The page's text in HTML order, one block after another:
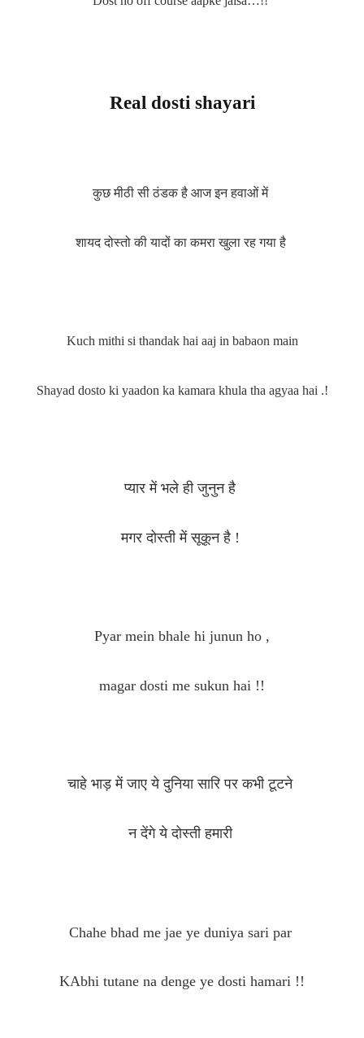
Real dosti shayari
कुछ मीठी सी ठंडक है आज इन हवाओं में
शायद दोस्तो की यादों का कमरा खुला रह गया है
Kuch mithi si thandak hai aaj in babaon main
Shayad dosto ki yaadon ka kamara khula tha agyaa hai .!
प्यार में भले ही जुनुन है
मगर दोस्ती में सूकून है !
Pyar mein bhale hi junun ho ,
magar dosti me sukun hai !!
चाहे भाड़ में जाए ये दुनिया सारि पर कभी टूटने
न देंगे ये दोस्ती हमारी
Chahe bhad me jae ye duniya sari par
KAbhi tutane na denge ye dosti hamari !!